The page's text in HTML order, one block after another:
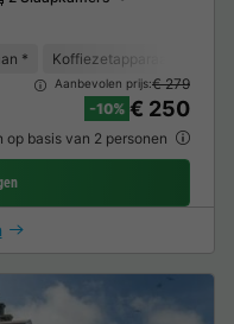
* Koffiezetapparaat
Aanbevolen prijs:€ 279
-10% € 250
op basis van 2 personen